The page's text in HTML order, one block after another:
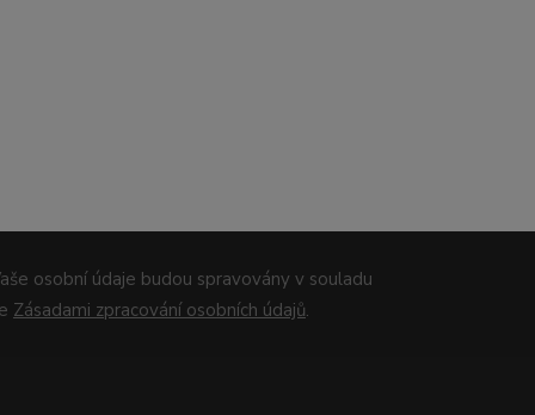
osobní údaje budou spravovány v souladu
Zásadami zpracování osobních údajů.